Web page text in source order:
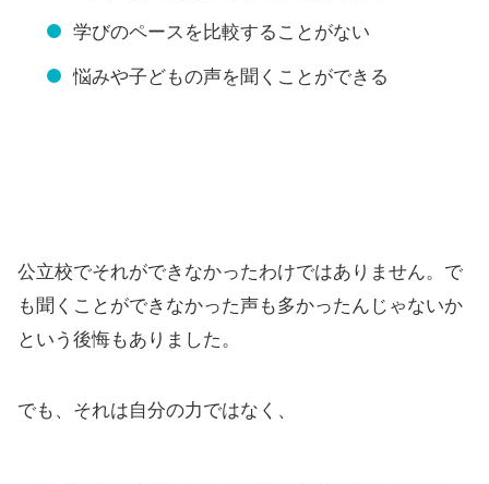
学びのペースを比較することがない
悩みや子どもの声を聞くことができる
公立校でそれができなかったわけではありません。で
も聞くことができなかった声も多かったんじゃないか
という後悔もありました。
でも、それは自分の力ではなく、